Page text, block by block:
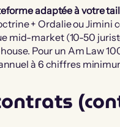
adaptée à votre
+ Ordalie ou Jimini
mid-market (10-50
Pour un Am Law
à 6 chiffres